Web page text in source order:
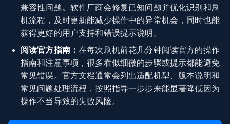
兼容性问题。软件厂商会修复已知问题并优化识别和刷
机流程，及时更新能减少操作中的异常机会，同时也能
获得更好的用户支持和错误提示说明。
阅读官方指南：在每次刷机前花几分钟阅读官方的操作
指南和注意事项，很多看似细微的步骤或提示都能避免
常见错误。官方文档通常会列出适配机型、版本说明和
常见问题处理流程，按照指导一步步来能显著降低因为
操作不当导致的失败风险。